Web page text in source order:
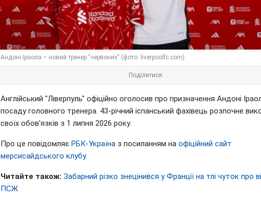
Андоні Іраола – новий тренер "червоних" (фото: liverpoolfc.com)
Поділитися:
Англійський "Ліверпуль" офіційно оголосив про призначення Андоні
посаду головного тренера. 43-річний іспанський фахівець розпочне
своїх обов'язків з 1 липня 2026 року.
Про це повідомляє РБК-Україна з посиланням на офіційний сайт
мерсисайдського клубу.
Читайте також: Забарний різко знецінився у Франції на тлі чуток про
ПСЖ